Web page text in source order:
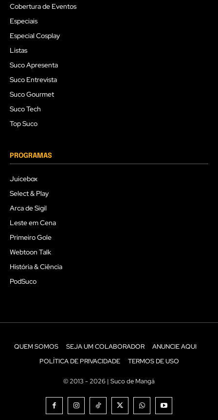
Cobertura de Eventos
Especiais
Especial Cosplay
Listas
Suco Apresenta
Suco Entrevista
Suco Gourmet
Suco Tech
Top Suco
PROGRAMAS
Juicebox
Select & Play
Arca de Sigil
Leste em Cena
Primeiro Gole
Webtoon Talk
História & Ciência
PodSuco
QUEM SOMOS SEJA UM COLABORADOR
ANUNCIE AQUI
POLÍTICA DE PRIVACIDADE
TERMOS DE USO
© 2013 - 2026 | Suco de Mangá